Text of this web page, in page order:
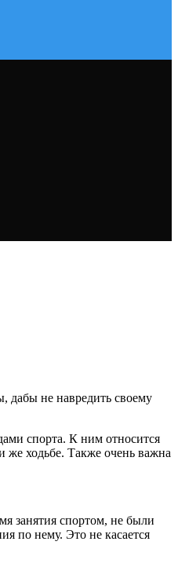
дабы не навредить своему
спорта. К ним относится
же ходьбе. Также очень важна
занятия спортом, не были
по нему. Это не касается